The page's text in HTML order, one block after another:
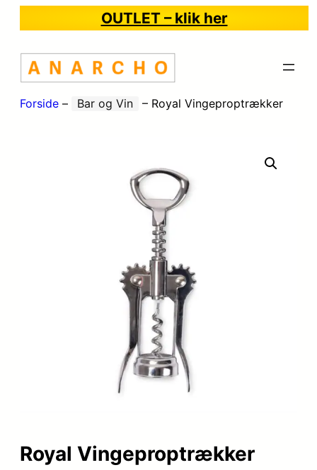
OUTLET – klik her
Forside – Bar og Vin – Royal Vingeproptrækker
Royal Vingeproptrækker